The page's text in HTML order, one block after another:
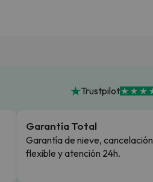
Trustpilot
Garantía Total
Garantía de nieve, cancelación
flexible y atención 24h.